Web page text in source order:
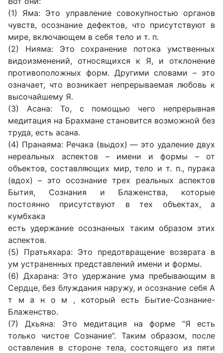
(1) Яма: Это управление совокупностью органов
чувств, осознание дефектов, что присутствуют в
мире, включающем в себя тело и т. п.
(2) Нияма: Это сохранение потока умственных
видоизменений, относящихся к Я, и отклонение
противоположных форм. Другими словами – это
означает, что возникает непрерываемая любовь к
высочайшему Я.
(3) Асана: То, с помощью чего непрерывная
медитация на Брахмане становится возможной без
труда, есть асана.
(4) Пранаяма: Речака (выдох) — это удаление двух
нереальных аспектов – имени и формы – от
объектов, составляющих мир, тело и т. п., пурака
(вдох) – это осознание трех реальных аспектов
Бытия, Сознания и Блаженства, которые
постоянно присутствуют в тех объектах, а
кумбхака
есть удержание осознанных таким образом этих
аспектов.
(5) Пратьяхара: Это предотвращение возврата в
ум устраненных представлений имени и формы.
(6) Дхарана: Это удержание ума пребывающим в
Сердце, без блуждания наружу, и осознание себя А
т м а н о м , который есть Бытие-Сознание-
Блаженство.
(7) Дхьяна: Это медитация на форме “Я есть
только чистое Сознание”. Таким образом, после
оставления в стороне тела, состоящего из пяти